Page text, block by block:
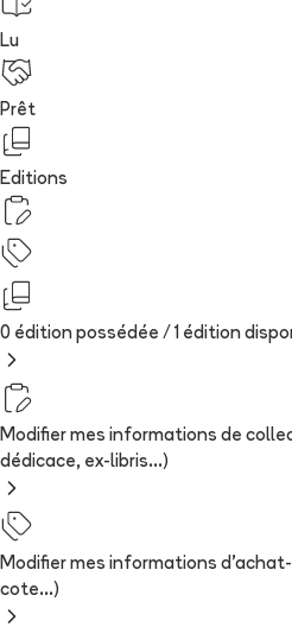
Lu
Prêt
Editions
0 édition possédée / 1 édition
Modifier mes informations de
dédicace, ex-libris...)
Modifier mes informations
cote...)